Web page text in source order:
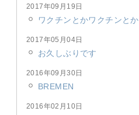
2017年09月19日
ワクチンとかワクチンとか
2017年05月04日
お久しぶりです
2016年09月30日
BREMEN
2016年02月10日